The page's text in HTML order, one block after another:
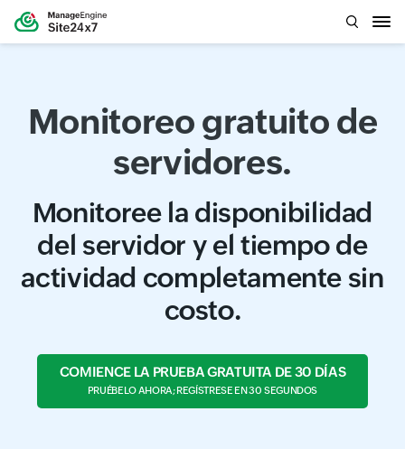
Monitoreo gratuito de
servidores.
Monitoree la disponibilidad
del servidor y el tiempo de
actividad completamente sin
costo.
COMIENCE LA PRUEBA GRATUITA DE 30 DÍAS
PRUÉBELO AHORA; REGÍSTRESE EN 30 SEGUNDOS